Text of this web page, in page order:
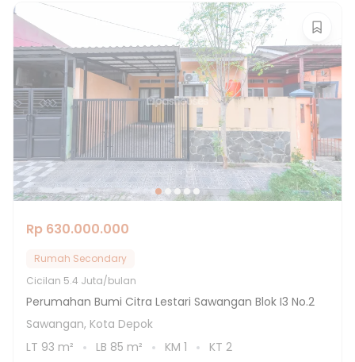
Rp 630.000.000
Rumah Secondary
Cicilan 5.4 Juta/bulan
Perumahan Bumi Citra Lestari Sawangan Blok I3 No.2
Sawangan, Kota Depok
LT 93 m² LB 85 m² KM 1 KT 2